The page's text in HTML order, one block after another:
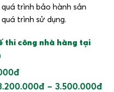
trình bảo hành sản
trình sử dụng.
thi công nhà hàng tại
– 3.500.000đ